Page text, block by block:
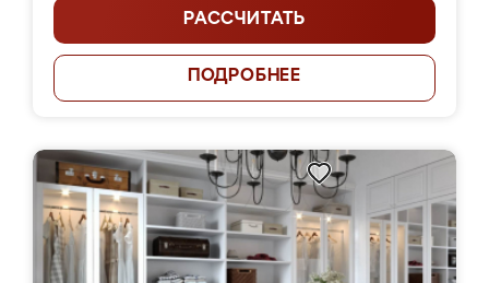
РАССЧИТАТЬ
ПОДРОБНЕЕ